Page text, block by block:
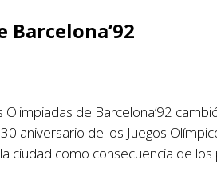
de Barcelona’92
aniversario de los Juegos
ciudad como consecuencia de